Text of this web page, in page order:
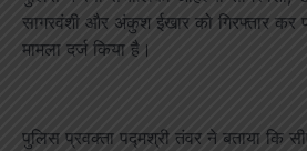
सागरवंशी और अंकुश ईखार को गिरफ्तार कर
मामला दर्ज किया है।
पुलिस प्रवक्ता पद्मश्री तंवर ने बताया कि